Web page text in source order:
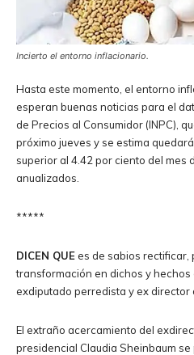
Incierto el entorno inflacionario.
Hasta este momento, el entorno
esperan buenas noticias para el
de Precios al Consumidor (INPC),
próximo jueves y se estima
superior al 4.42 por ciento del mes
anualizados.
*****
DICEN QUE es de sabios rectificar,
transformación en dichos y hechos
exdiputado perredista y ex director
El extraño acercamiento del
presidencial Claudia Sheinbaum